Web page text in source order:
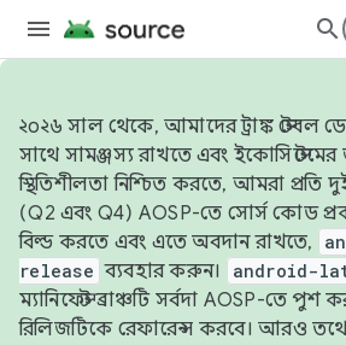
২০২৬ সাল থেকে, আমাদের ট্রাঙ্ক স্টেবল
সাথে সামঞ্জস্য রাখতে এবং ইকোসিস্টেমের
স্থিতিশীলতা নিশ্চিত করতে, আমরা প্রতি
(Q2 এবং Q4) AOSP-তে সোর্স কোড
বিল্ড করতে এবং এতে অবদান রাখতে,
release ব্যবহার করুন। android-
ম্যানিফেস্ট ব্রাঞ্চটি সর্বদা AOSP-তে পুশ
রিলিজটিকে রেফারেন্স করবে। আরও